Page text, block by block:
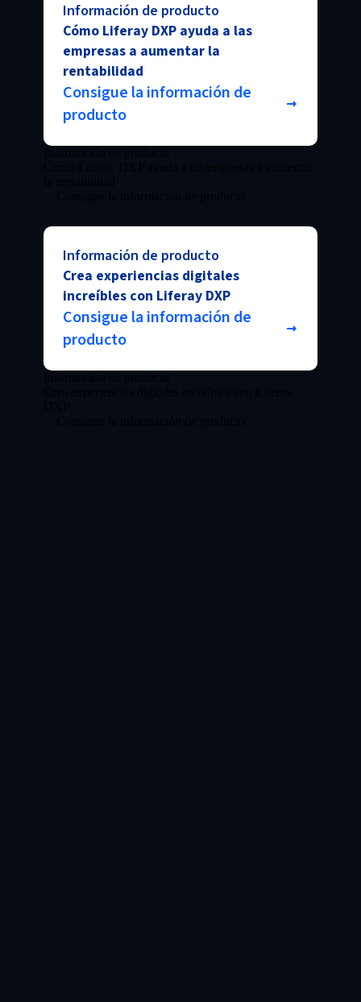
Información de producto
Cómo Liferay DXP ayuda a las
empresas a aumentar la
rentabilidad
Consigue la información de
producto
Información de producto
Crea experiencias digitales
increíbles con Liferay DXP
Consigue la información de
producto